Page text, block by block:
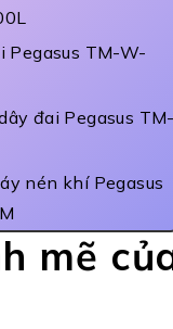
Pegasus TM-W-
đai Pegasus TM-
nén khí Pegasus
mẽ